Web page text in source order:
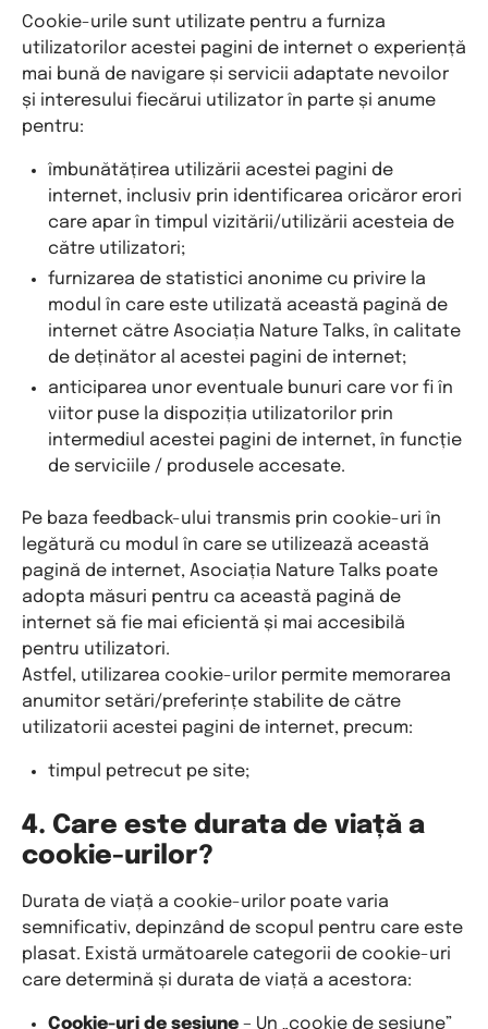
Cookie-urile sunt utilizate pentru a furniza
utilizatorilor acestei pagini de internet o experiență
mai bună de navigare și servicii adaptate nevoilor
și interesului fiecărui utilizator în parte și anume
pentru:
îmbunătățirea utilizării acestei pagini de
internet, inclusiv prin identificarea oricăror erori
care apar în timpul vizitării/utilizării acesteia de
către utilizatori;
furnizarea de statistici anonime cu privire la
modul în care este utilizată această pagină de
internet către Asociația Nature Talks, în calitate
de deținător al acestei pagini de internet;
anticiparea unor eventuale bunuri care vor fi în
viitor puse la dispoziția utilizatorilor prin
intermediul acestei pagini de internet, în funcție
de serviciile / produsele accesate.
Pe baza feedback-ului transmis prin cookie-uri în
legătură cu modul în care se utilizează această
pagină de internet, Asociația Nature Talks poate
adopta măsuri pentru ca această pagină de
internet să fie mai eficientă și mai accesibilă
pentru utilizatori.
Astfel, utilizarea cookie-urilor permite memorarea
anumitor setări/preferințe stabilite de către
utilizatorii acestei pagini de internet, precum:
timpul petrecut pe site;
4. Care este durata de viață a
cookie-urilor?
Durata de viață a cookie-urilor poate varia
semnificativ, depinzând de scopul pentru care este
plasat. Există următoarele categorii de cookie-uri
care determină și durata de viață a acestora:
Cookie-uri de sesiune – Un „cookie de sesiune”